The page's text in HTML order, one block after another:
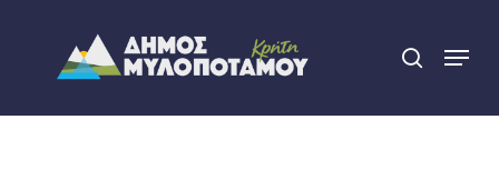
content
search
Menu
Close